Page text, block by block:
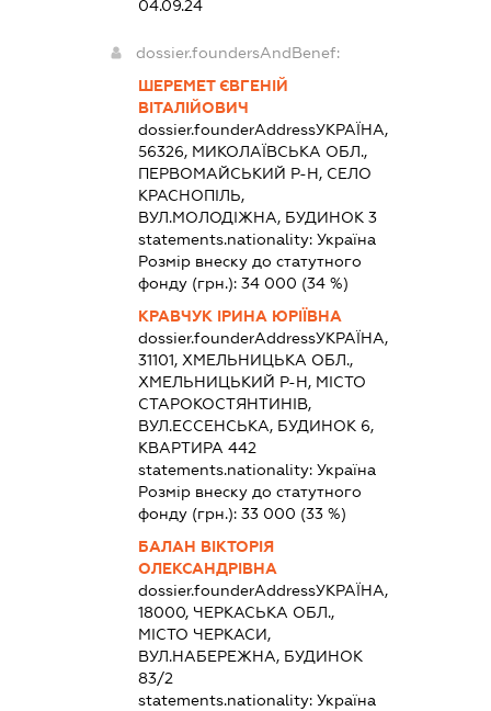
04.09.24
dossier.foundersAndBenef:
ШЕРЕМЕТ ЄВГЕНІЙ
ВІТАЛІЙОВИЧ
dossier.founderAddressУКРАЇНА,
56326, МИКОЛАЇВСЬКА ОБЛ.,
ПЕРВОМАЙСЬКИЙ Р-Н, СЕЛО
КРАСНОПІЛЬ,
ВУЛ.МОЛОДІЖНА, БУДИНОК 3
statements.nationality: Україна
Розмір внеску до статутного
фонду (грн.): 34 000 (34 %)
КРАВЧУК ІРИНА ЮРІЇВНА
dossier.founderAddressУКРАЇНА,
31101, ХМЕЛЬНИЦЬКА ОБЛ.,
ХМЕЛЬНИЦЬКИЙ Р-Н, МІСТО
СТАРОКОСТЯНТИНІВ,
ВУЛ.ЕССЕНСЬКА, БУДИНОК 6,
КВАРТИРА 442
statements.nationality: Україна
Розмір внеску до статутного
фонду (грн.): 33 000 (33 %)
БАЛАН ВІКТОРІЯ
ОЛЕКСАНДРІВНА
dossier.founderAddressУКРАЇНА,
18000, ЧЕРКАСЬКА ОБЛ.,
МІСТО ЧЕРКАСИ,
ВУЛ.НАБЕРЕЖНА, БУДИНОК
83/2
statements.nationality: Україна